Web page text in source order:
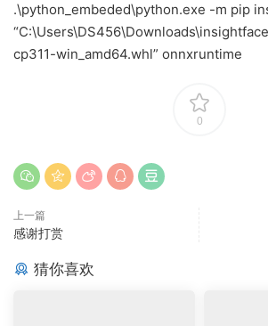
.\python_embeded\python.exe -m pip
cp311-win_amd64.whl” onnxruntime
0
上一篇
感谢打赏
猜你喜欢